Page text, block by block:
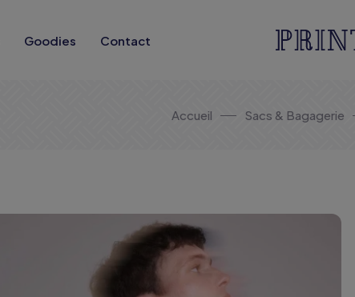
Goodies Contact
Accueil Sacs & Bagagerie